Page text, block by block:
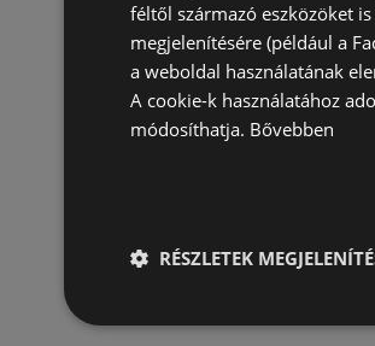
féltől származó eszközöket
megjelenítésére (például a
a weboldal használatának
A cookie-k használatához
módosíthatja. Bővebben
RÉSZLETEK